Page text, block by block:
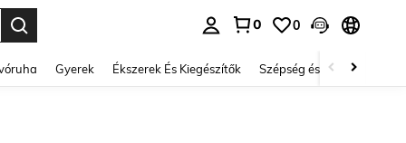
0 0
Gyerek Ékszerek És Kiegészítők Szépség és egészség